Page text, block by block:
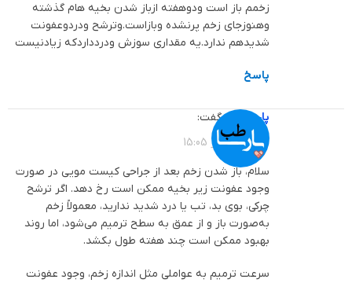
زخمم باز است ودوهفته ازباز شدن بخیه هام گذشته
وهنوزجای زخم پرنشده وبازاست.وترشح ودردوعفونت
شدیدهم ندارد.یه مقداری سوزش ودردداردکه زیادنیست
پاسخ
پارساطب گفت:
1404-09-01 در 15:05
سلام، باز شدن زخم بعد از جراحی کیست مویی در صورت
وجود عفونت زیر بخیه ممکن است رخ دهد. اگر ترشح
چرکی، بوی بد، تب یا درد شدید ندارید، معمولاً زخم
به‌صورت باز و از عمق به سطح ترمیم می‌شود، اما روند
بهبود ممکن است چند هفته طول بکشد.
سرعت ترمیم به عواملی مثل اندازه زخم، وجود عفونت